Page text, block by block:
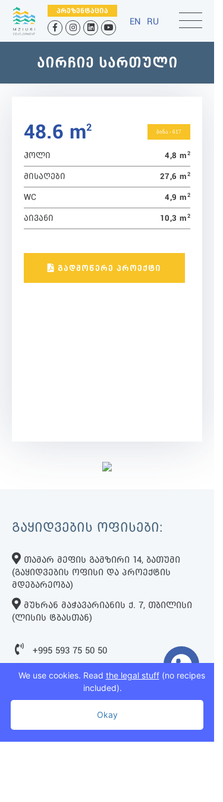
ᲞᲠᲔᲖᲔᲜᲢᲐᲪᲘᲐ
EN RU
ᲐᲘᲠᲩᲘᲔ ᲡᲐᲠᲗᲣᲚᲘ
48.6 m2 ბინა - 617
ᲰᲝᲚᲘ 4,8 m 2
ᲛᲘᲡᲐᲦᲔᲑᲘ 27,6 m 2
WC 4,9 m 2
ᲐᲘᲕᲐᲜᲘ 10,3 m 2
ᲒᲐᲓᲛᲝᲬᲔᲠᲔ ᲞᲠᲝᲔᲥᲢᲘ
ᲒᲐᲧᲘᲓᲕᲔᲑᲘᲡ ᲝᲤᲘᲡᲔᲑᲘ:
ᲗᲐᲛᲐᲠ ᲛᲔᲤᲘᲡ ᲒᲐᲛᲖᲘᲠᲘ 14, ᲑᲐᲗᲣᲛᲘ
(ᲒᲐᲧᲘᲓᲕᲔᲑᲘᲡ ᲝᲤᲘᲡᲘ ᲓᲐ ᲞᲠᲝᲔᲥᲢᲘᲡ
ᲛᲓᲔᲑᲐᲠᲔᲝᲑᲐ)
ᲛᲣᲮᲠᲐᲜ ᲛᲐᲭᲐᲕᲐᲠᲘᲐᲜᲘᲡ Ქ. 7, ᲗᲑᲘᲚᲘᲡᲘ
(ᲚᲘᲡᲘᲡ ᲢᲑᲐᲡᲗᲐᲜ)
+995 593 75 50 50
+995 593 76 50 50
+995 593 75 50 50
info@mziurigardens.ge
We use cookies. Read the legal stuff(no recipes
included).
Okay